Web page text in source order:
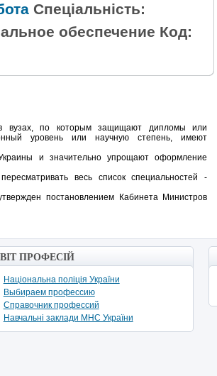
Спеціальність:
обеспечение Код:
вузах, по которым защищают дипломы или
уровень или научную степень, имеют
и значительно упрощают оформление
весь список специальностей -
постановлением Кабинета Министров
ПРОФЕСІЙ
Національна поліція України
Выбираем профессию
Cправочник профессий
Навчальні заклади МНС України